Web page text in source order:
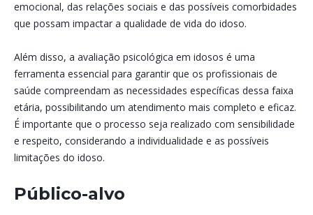
emocional, das relações sociais e das possíveis comorbidades
que possam impactar a qualidade de vida do idoso.
Além disso, a avaliação psicológica em idosos é uma
ferramenta essencial para garantir que os profissionais de
saúde compreendam as necessidades específicas dessa faixa
etária, possibilitando um atendimento mais completo e eficaz.
É importante que o processo seja realizado com sensibilidade
e respeito, considerando a individualidade e as possíveis
limitações do idoso.
Público-alvo